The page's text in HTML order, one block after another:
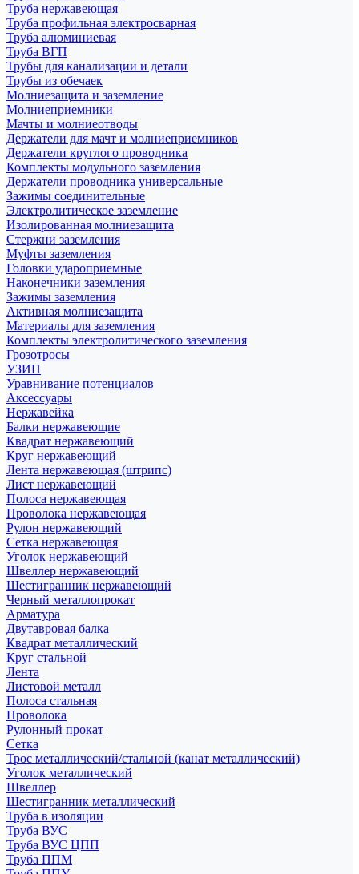
Труба нержавеющая
Труба профильная электросварная
Труба алюминиевая
Труба ВГП
Трубы для канализации и детали
Трубы из обечаек
Молниезащита и заземление
Молниеприемники
Мачты и молниеотводы
Держатели для мачт и молниеприемников
Держатели круглого проводника
Комплекты модульного заземления
Держатели проводника универсальные
Зажимы соединительные
Электролитическое заземление
Изолированная молниезащита
Стержни заземления
Муфты заземления
Головки удароприемные
Наконечники заземления
Зажимы заземления
Активная молниезащита
Материалы для заземления
Комплекты электролитического заземления
Грозотросы
УЗИП
Уравнивание потенциалов
Аксессуары
Нержавейка
Балки нержавеющие
Квадрат нержавеющий
Круг нержавеющий
Лента нержавеющая (штрипс)
Лист нержавеющий
Полоса нержавеющая
Проволока нержавеющая
Рулон нержавеющий
Сетка нержавеющая
Уголок нержавеющий
Швеллер нержавеющий
Шестигранник нержавеющий
Черный металлопрокат
Арматура
Двутавровая балка
Квадрат металлический
Круг стальной
Лента
Листовой металл
Полоса стальная
Проволока
Рулонный прокат
Сетка
Трос металлический/стальной (канат металлический)
Уголок металлический
Швеллер
Шестигранник металлический
Труба в изоляции
Труба ВУС
Труба ВУС ЦПП
Труба ППМ